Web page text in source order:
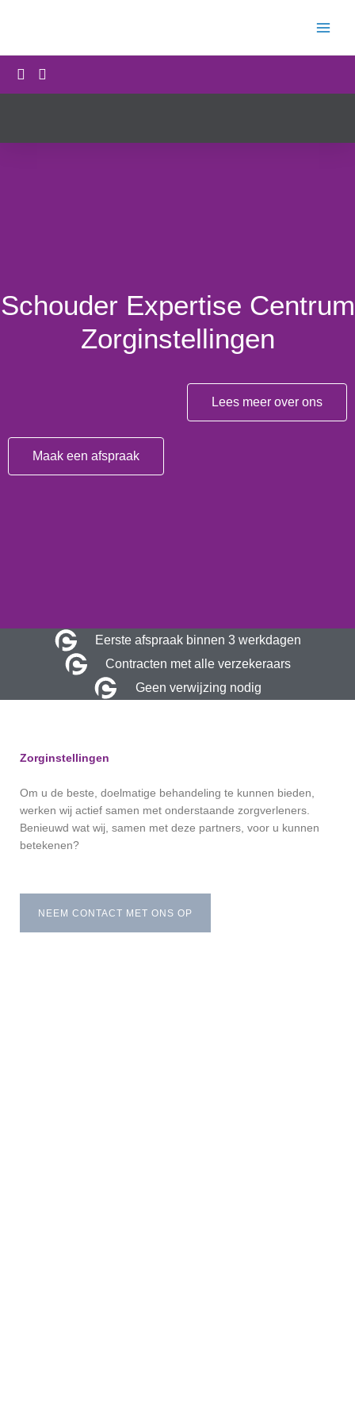
Schouder Expertise Centrum
Zorginstellingen
Lees meer over ons
Maak een afspraak
Eerste afspraak binnen 3 werkdagen
Contracten met alle verzekeraars
Geen verwijzing nodig
Zorginstellingen
Om u de beste, doelmatige behandeling te kunnen bieden,
werken wij actief samen met onderstaande zorgverleners.
Benieuwd wat wij, samen met deze partners, voor u kunnen
betekenen?
NEEM CONTACT MET ONS OP